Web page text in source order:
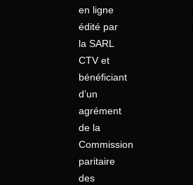
en ligne
édité par
la SARL
CTV et
bénéficiant
d’un
agrément
de la
Commission
paritaire
des